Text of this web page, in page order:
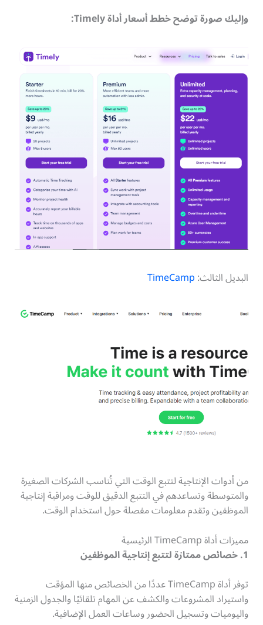
وإليك صورة توضح خطط أسعار أداة Timely:
البديل الثالث:TimeCamp
من أدوات الإنتاجية لتتبع الوقت التي تُناسب الشركات الصغيرة
والمتوسطة وتساعدهم في التتبع الدقيق للوقت ومراقبة إنتاجية
الموظفين وتقدم معلومات مفصلة حول استخدام الوقت.
مميزات أداة TimeCamp الرئيسية
1. خصائص ممتازة لتتبع إنتاجية الموظفين
توفر أداة TimeCamp عددًا من الخصائص منها المؤقت
واستيراد المشروعات والكشف عن المهام تلقائيًا والجدول الزمنية
واليوميات وتسجيل الحضور وساعات العمل الإضافية.